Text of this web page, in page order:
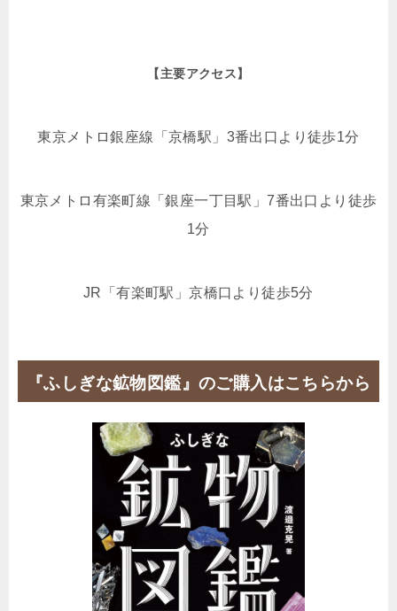
【主要アクセス】
東京メトロ銀座線「京橋駅」3番出口より徒歩1分
東京メトロ有楽町線「銀座一丁目駅」7番出口より徒歩
1分
JR「有楽町駅」京橋口より徒歩5分
『ふしぎな鉱物図鑑』のご購入はこちらから